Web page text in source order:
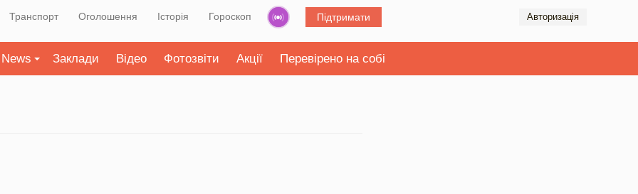
Транспорт Оголошення Історія Гороскоп Підтримати Авторизація
News Заклади Відео Фотозвіти Акції Перевірено на собі